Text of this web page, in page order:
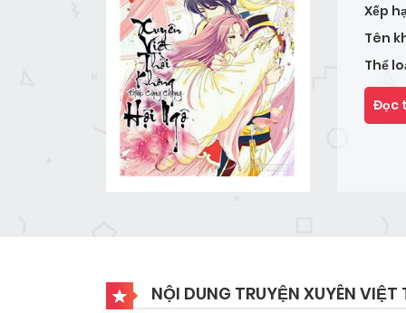
Xếp
Tên
Thể
Đọc
NỘI DUNG TRUYỆN XUYÊN